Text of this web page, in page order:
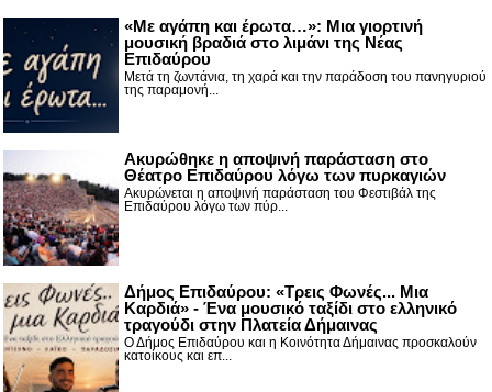
«Με αγάπη και έρωτα…»: Μια γιορτινή
μουσική βραδιά στο λιμάνι της Νέας
Επιδαύρου
Μετά τη ζωντάνια, τη χαρά και την παράδοση του πανηγυριού
της παραμονή...
Ακυρώθηκε η αποψινή παράσταση στο
Θέατρο Επιδαύρου λόγω των πυρκαγιών
Ακυρώνεται η αποψινή παράσταση του Φεστιβάλ της
Επιδαύρου λόγω των πύρ...
Δήμος Επιδαύρου: «Τρεις Φωνές... Μια
Καρδιά» - Ένα μουσικό ταξίδι στο ελληνικό
τραγούδι στην Πλατεία Δήμαινας
Ο Δήμος Επιδαύρου και η Κοινότητα Δήμαινας προσκαλούν
κατοίκους και επ...